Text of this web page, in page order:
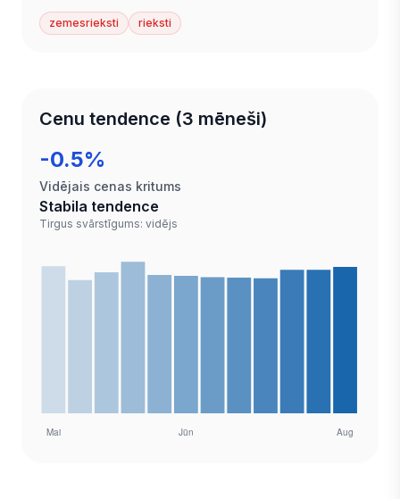
zemesrieksti rieksti
Cenu tendence (3 mēneši)
-0.5%
Vidējais cenas kritums
Stabila tendence
Tirgus svārstīgums: vidējs